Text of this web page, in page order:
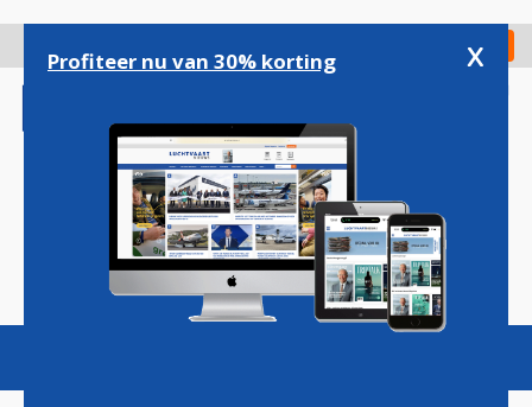
gaan
Check in
Magazine Podcasts Vacatures
Profiteer nu van 30% korting x